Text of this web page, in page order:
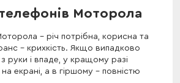
Моторола
– річ потрібна, корисна та
– крихкість. Якщо випадково
руки і впаде, у кращому разі
екрані, а в гіршому – повністю